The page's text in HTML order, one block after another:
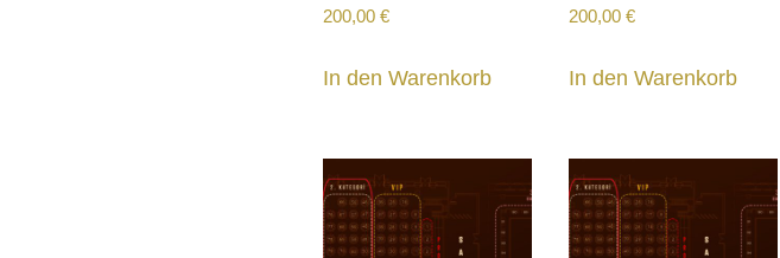
200,00€
In den Warenkorb
200,00 €
In den Warenkorb